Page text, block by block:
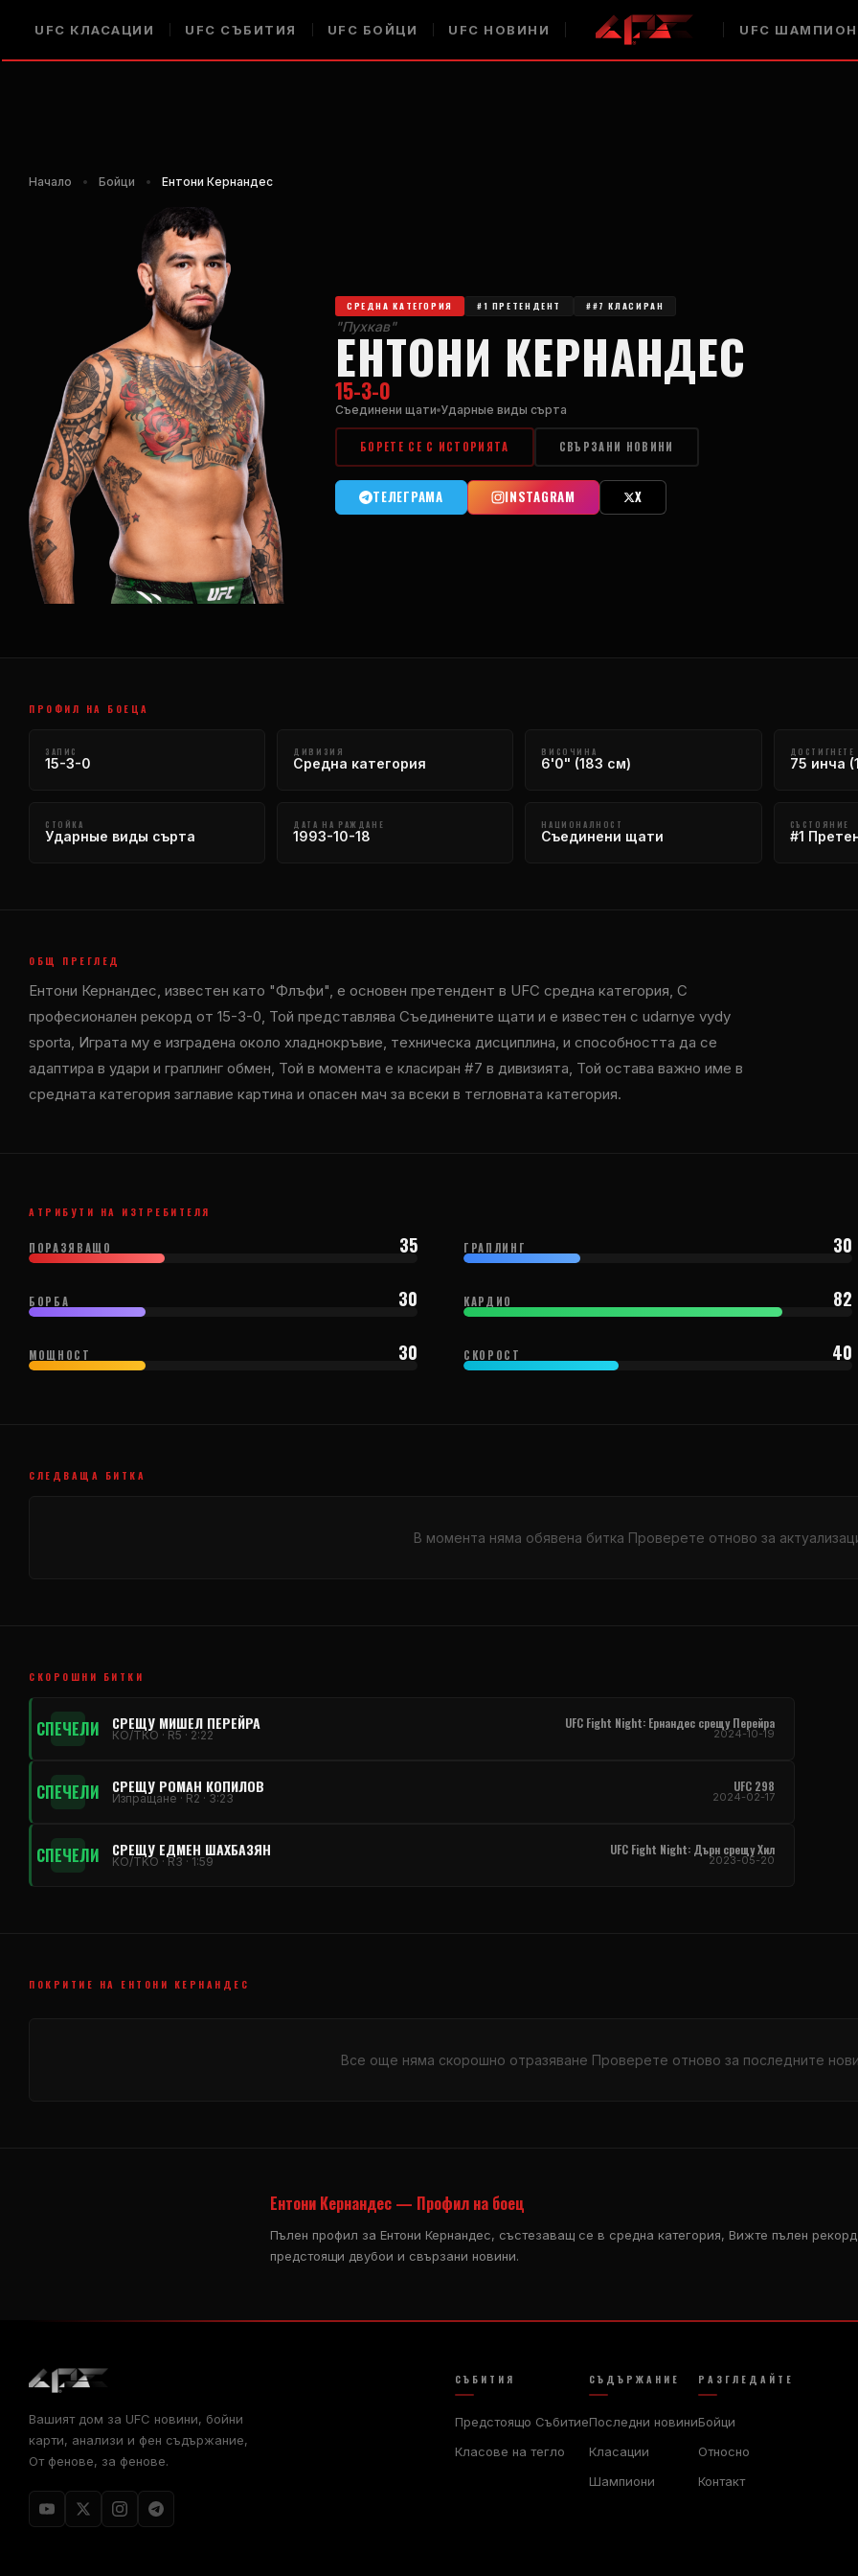
UFC КЛАСАЦИИ UFC СЪБИТИЯ UFC БОЙЦИ UFC НОВИНИ UFC
Начало • Бойци • Ентони Кернандес
СРЕДНА КАТЕГОРИЯ #1 ПРЕТЕНДЕНТ ##7 КЛАСИРАН
"Пухкав"
ЕНТОНИ КЕРНАНДЕС
15-3-0
Съединени щати Ударные виды сърта
БОРЕТЕ СЕ С ИСТОРИЯТА СВЪРЗАНИ НОВИНИ
ТЕЛЕГРАМА INSTAGRAM X
ПРОФИЛ НА БОЕЦА
ЗАПИС
15-3-0
ДИВИЗИЯ
Средна категория
ВИСОЧИНА
6'0" (183 см)
ДОСТИГНЕТЕ
75 инча
СТОЙКА
Ударные виды сърта
ДАТА НА РАЖДАНЕ
1993-10-18
НАЦИОНАЛНОСТ
Съединени щати
СЪСТОЯНИЕ
#1
ОБЩ ПРЕГЛЕД
Ентони Кернандес, известен като "Флъфи", е основен претендент в UFC средна категория, С
професионален рекорд от 15-3-0, Той представлява Съединените щати и е известен с udarnye vydy
sporta, Играта му е изградена около хладнокръвие, техническа дисциплина, и способността да се
адаптира в удари и граплинг обмен, Той в момента е класиран #7 в дивизията, Той остава важно име в
средната категория заглавие картина и опасен мач за всеки в тегловната категория.
АТРИБУТИ НА ИЗТРЕБИТЕЛЯ
ПОРАЗЯВАЩО 35 ГРАПЛИНГ 30
БОРБА 30 КАРДИО 82
МОЩНОСТ 30 СКОРОСТ 40
СЛЕДВАЩА БИТКА
В момента няма обявена битка Проверете отново за
СКОРОШНИ БИТКИ
СПЕЧЕЛИ СРЕЩУ МИШЕЛ ПЕРЕЙРА
КО/ТКО · R5 · 2:22
UFC Fight Night: Ернандес срещу Перейра
2024-10-19
СПЕЧЕЛИ СРЕЩУ РОМАН КОПИЛОВ
Изпращане · R2 · 3:23
UFC 298
2024-02-17
СПЕЧЕЛИ СРЕЩУ ЕДМЕН ШАХБАЗЯН
KO/TKO · R3 · 1:59
UFC Fight Night: Дърн срещу Хил
2023-05-20
ПОКРИТИЕ НА ЕНТОНИ КЕРНАНДЕС
Все още няма скорошно отразяване Проверете отново за последните
Ентони Кернандес — Профил на боец
Пълен профил за Ентони Кернандес, състезаващ се в средна категория, Вижте пълен
предстоящи двубои и свързани новини.
Вашият дом за UFC новини, бойни
карти, анализи и фен съдържание,
От фенове, за фенове.
СЪБИТИЯ
Предстоящо Събитие
Класове на тегло
СЪДЪРЖАНИЕ
Последни новини
Класации
Шампиони
РАЗГЛЕДАЙТЕ
Бойци
Относно
Контакт